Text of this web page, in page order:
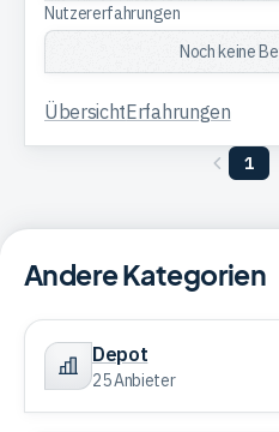
Nutzererfahrungen
Noch keine
ÜbersichtErfahrungen
1
Andere Kategorien
Depot
Depot
25 Anbieter